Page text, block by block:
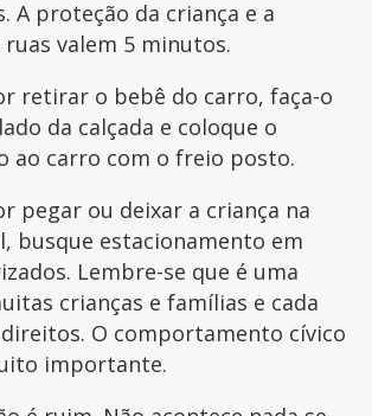
A proteção da criança e a
ruas valem 5 minutos.
retirar o bebê do carro, faça-o
da calçada e coloque o
ao carro com o freio posto.
pegar ou deixar a criança na
busque estacionamento em
Lembre-se que é uma
crianças e famílias e cada
O comportamento cívico
importante.